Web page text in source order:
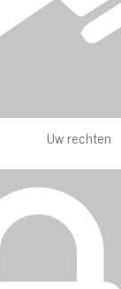
Uw rechten